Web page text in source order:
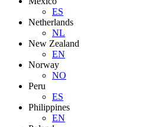
ES
Netherlands
NL
New Zealand
EN
Norway
NO
Peru
ES
Philippines
EN